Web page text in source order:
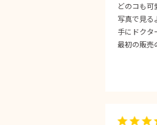
どのコも
写真で見る
手にドクタ
最初の販売